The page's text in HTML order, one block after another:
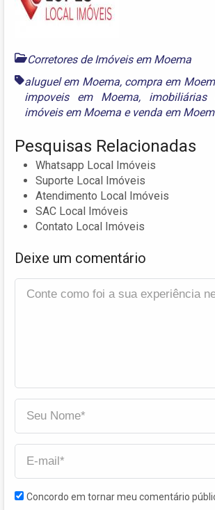
Corretores de Imóveis em Moema
aluguel em Moema, compra em
impoveis em Moema, imobiliárias
imóveis em Moema e venda em
Pesquisas Relacionadas
Whatsapp Local Imóveis
Suporte Local Imóveis
Atendimento Local Imóveis
SAC Local Imóveis
Contato Local Imóveis
Deixe um comentário
Concordo em tornar meu comentário